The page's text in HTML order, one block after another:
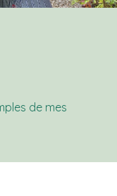
de mes